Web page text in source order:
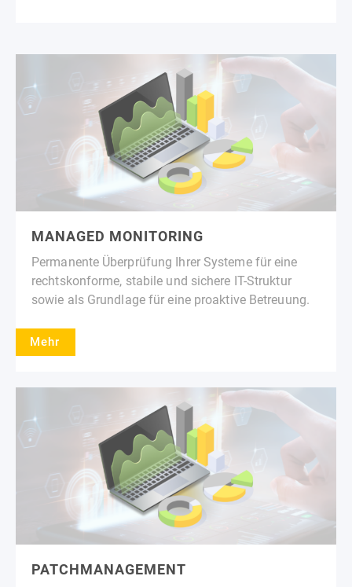
MANAGED MONITORING
Permanente Überprüfung Ihrer Systeme für eine
rechtskonforme, stabile und sichere IT-Struktur
sowie als Grundlage für eine proaktive Betreuung.
Mehr
PATCHMANAGEMENT